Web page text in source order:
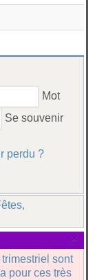
Mot
Se souvenir
perdu ?
×
sont
pour ces très